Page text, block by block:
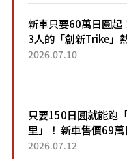
新車只要60萬日圓起
3人的「創新Trike」
成為人氣車款！「養
2026.07.10
只要150日圓就能跑
里」！ 新車售價69
「3人座」Trike大受歡
2026.07.12